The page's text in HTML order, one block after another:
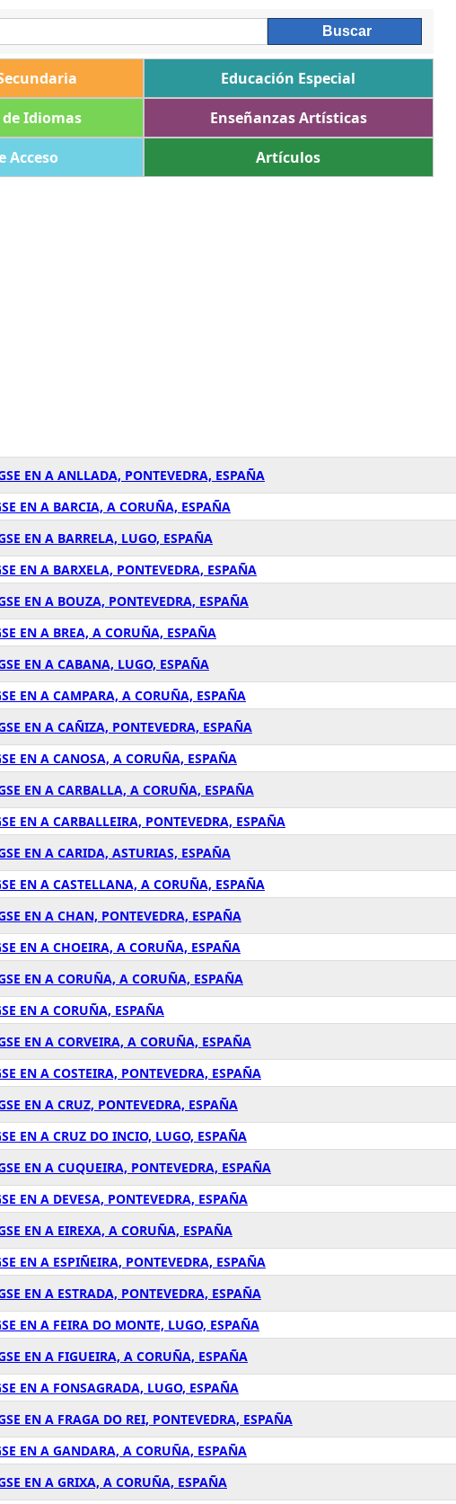
Educación Especial
de Idiomas
Enseñanzas Artísticas
Acceso Artículos
EN A ANLLADA, PONTEVEDRA, ESPAÑA
EN A BARCIA, A CORUÑA, ESPAÑA
EN A BARRELA, LUGO, ESPAÑA
EN A BARXELA, PONTEVEDRA, ESPAÑA
EN A BOUZA, PONTEVEDRA, ESPAÑA
EN A BREA, A CORUÑA, ESPAÑA
EN A CABANA, LUGO, ESPAÑA
EN A CAMPARA, A CORUÑA, ESPAÑA
EN A CAÑIZA, PONTEVEDRA, ESPAÑA
EN A CANOSA, A CORUÑA, ESPAÑA
EN A CARBALLA, A CORUÑA, ESPAÑA
EN A CARBALLEIRA, PONTEVEDRA, ESPAÑA
EN A CARIDA, ASTURIAS, ESPAÑA
EN A CASTELLANA, A CORUÑA, ESPAÑA
EN A CHAN, PONTEVEDRA, ESPAÑA
EN A CHOEIRA, A CORUÑA, ESPAÑA
EN A CORUÑA, A CORUÑA, ESPAÑA
EN A CORUÑA, ESPAÑA
EN A CORVEIRA, A CORUÑA, ESPAÑA
EN A COSTEIRA, PONTEVEDRA, ESPAÑA
EN A CRUZ, PONTEVEDRA, ESPAÑA
EN A CRUZ DO INCIO, LUGO, ESPAÑA
EN A CUQUEIRA, PONTEVEDRA, ESPAÑA
EN A DEVESA, PONTEVEDRA, ESPAÑA
EN A EIREXA, A CORUÑA, ESPAÑA
EN A ESPIÑEIRA, PONTEVEDRA, ESPAÑA
EN A ESTRADA, PONTEVEDRA, ESPAÑA
EN A FEIRA DO MONTE, LUGO, ESPAÑA
EN A FIGUEIRA, A CORUÑA, ESPAÑA
EN A FONSAGRADA, LUGO, ESPAÑA
EN A FRAGA DO REI, PONTEVEDRA, ESPAÑA
EN A GANDARA, A CORUÑA, ESPAÑA
EN A GRIXA, A CORUÑA, ESPAÑA